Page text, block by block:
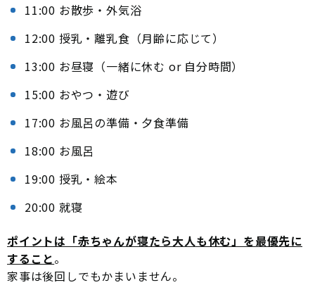
11:00 お散歩・外気浴
12:00 授乳・離乳食（月齢に応じて）
13:00 お昼寝（一緒に休む or 自分時間）
15:00 おやつ・遊び
17:00 お風呂の準備・夕食準備
18:00 お風呂
19:00 授乳・絵本
20:00 就寝
ポイントは「赤ちゃんが寝たら大人も休む」を最優先に
すること。
家事は後回しでもかまいません。